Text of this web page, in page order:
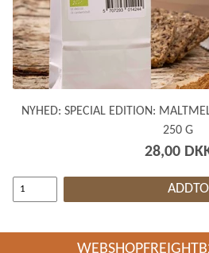
NYHED: SPECIAL EDITION:
250 G
28,00